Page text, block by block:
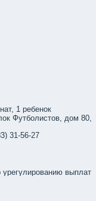
1 ребенoк
Футболистов, дом 80,
31-56-27
выплат